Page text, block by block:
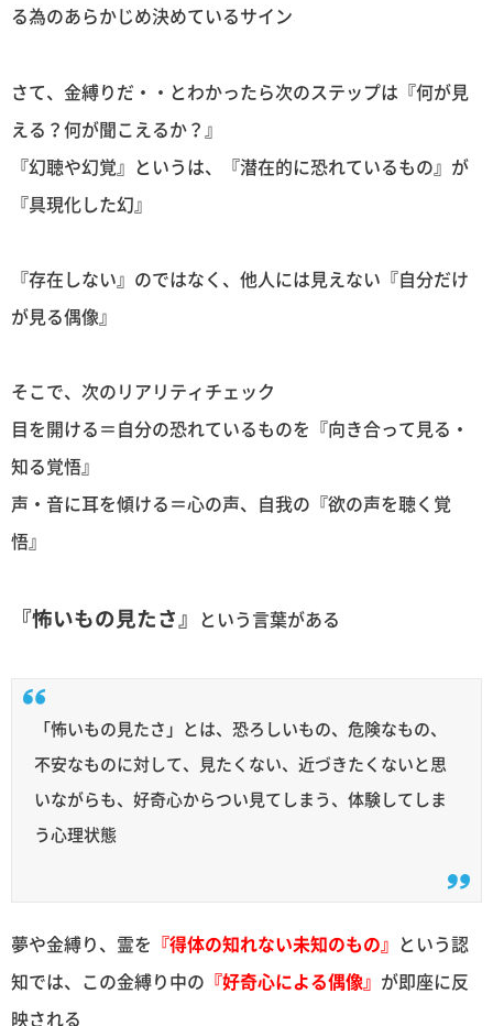
る為のあらかじめ決めているサイン
さて、金縛りだ・・とわかったら次のステップは『何が見
える？何が聞こえるか？』
『幻聴や幻覚』というは、『潜在的に恐れているもの』が
『具現化した幻』
『存在しない』のではなく、他人には見えない『自分だけ
が見る偶像』
そこで、次のリアリティチェック
目を開ける＝自分の恐れているものを『向き合って見る・
知る覚悟』
声・音に耳を傾ける＝心の声、自我の『欲の声を聴く覚
悟』
『怖いもの見たさ』 という言葉がある
「怖いもの見たさ」とは、恐ろしいもの、危険なもの、
不安なものに対して、見たくない、近づきたくないと思
いながらも、好奇心からつい見てしまう、体験してしま
う心理状態
夢や金縛り、霊を 『得体の知れない未知のもの』 という認
知では、この金縛り中の 『好奇心による偶像』 が即座に反
映される